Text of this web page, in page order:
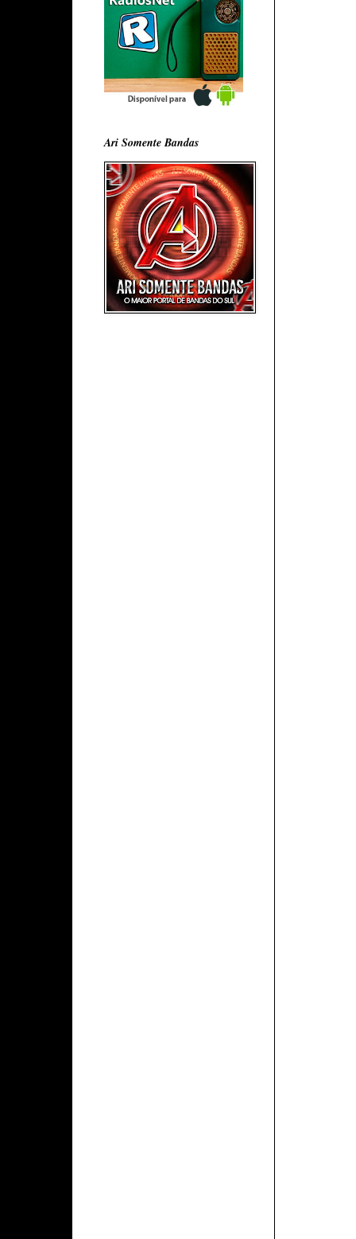
Ari Somente Bandas